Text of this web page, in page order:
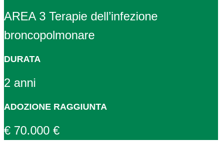
AREA 3 Terapie dell’infezione
broncopolmonare
DURATA
2 anni
ADOZIONE RAGGIUNTA
€ 70.000 €